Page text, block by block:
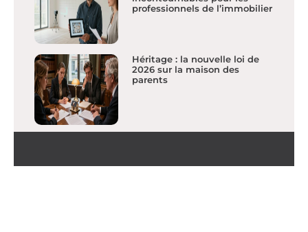
professionnels de l’immobilier
Héritage : la nouvelle loi de
2026 sur la maison des
parents